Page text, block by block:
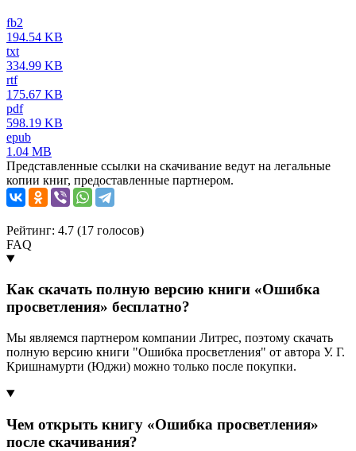
fb2
194.54 KB
txt
334.99 KB
rtf
175.67 KB
pdf
598.19 KB
epub
1.04 MB
Представленные ссылки на скачивание ведут на легальные
копии книг, предоставленные партнером.
Рейтинг: 4.7 (17 голосов)
FAQ
Как скачать полную версию книги «Ошибка
просветления» бесплатно?
Мы являемся партнером компании Литрес, поэтому скачать
полную версию книги "Ошибка просветления" от автора У. Г.
Кришнамурти (Юджи) можно только после покупки.
Чем открыть книгу «Ошибка просветления»
после скачивания?